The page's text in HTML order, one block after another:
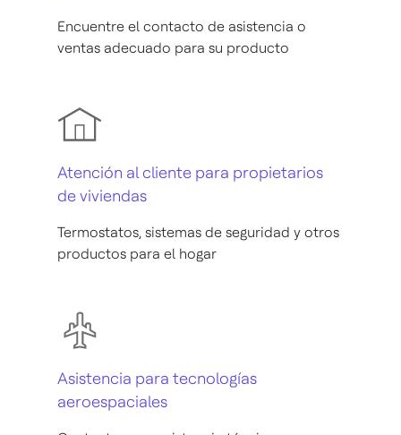
Encuentre el contacto de asistencia o
ventas adecuado para su producto
Atención al cliente para propietarios
de viviendas
Termostatos, sistemas de seguridad y otros
productos para el hogar
Asistencia para tecnologías
aeroespaciales